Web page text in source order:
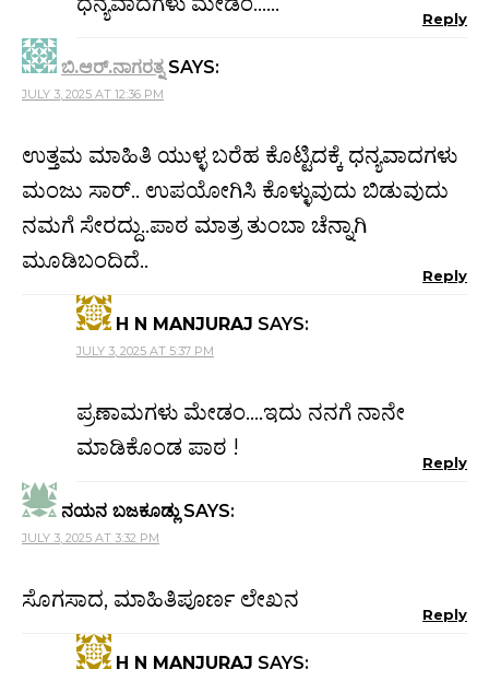
Reply
ಬಿ.ಆರ್.ನಾಗರತ್ನ SAYS:
JULY 3, 2025 AT 12:36 PM
ಉತ್ತಮ ಮಾಹಿತಿ ಯುಳ್ಳ ಬರೆಹ ಕೊಟ್ಟಿದಕ್ಕೆ ಧನ್ಯವಾದಗಳು
ಮಂಜು ಸಾರ್.. ಉಪಯೋಗಿಸಿ ಕೊಳ್ಳುವುದು ಬಿಡುವುದು
ನಮಗೆ ಸೇರದ್ದು..ಪಾಠ ಮಾತ್ರ ತುಂಬಾ ಚೆನ್ನಾಗಿ
ಮೂಡಿಬಂದಿದೆ..
Reply
H N MANJURAJ SAYS:
JULY 3, 2025 AT 5:37 PM
ಪ್ರಣಾಮಗಳು ಮೇಡಂ….ಇದು ನನಗೆ ನಾನೇ
ಮಾಡಿಕೊಂಡ ಪಾಠ !
Reply
ನಯನ ಬಜಕೂಡ್ಲು SAYS:
JULY 3, 2025 AT 3:32 PM
ಸೊಗಸಾದ, ಮಾಹಿತಿಪೂರ್ಣ ಲೇಖನ
Reply
H N MANJURAJ SAYS: